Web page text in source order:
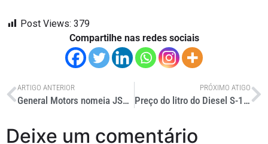
Post Views: 379
Compartilhe nas redes sociais
ARTIGO ANTERIOR
General Motors nomeia JSL como fornecedor do Ano de 2022
PRÓXIMO ATIGO
Preço do litro do Diesel S-10 apresenta estabilidade em abril
Deixe um comentário